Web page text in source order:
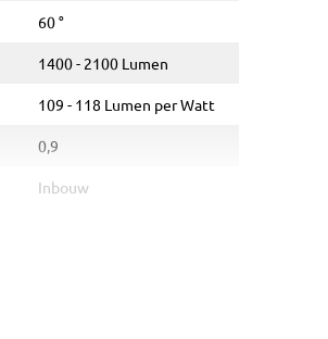
60 °
1400 - 2100 Lumen
109 - 118 Lumen per Watt
0,9
Inbouw